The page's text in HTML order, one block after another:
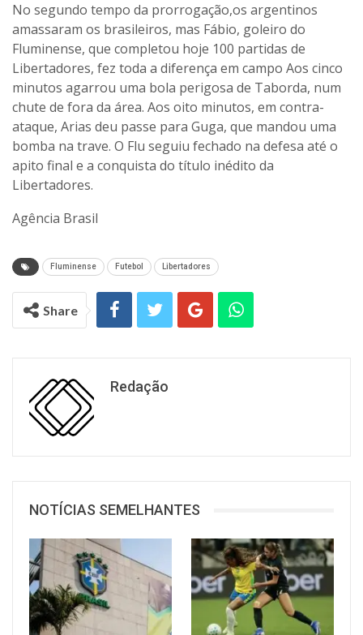
No segundo tempo da prorrogação,os argentinos
amassaram os brasileiros, mas Fábio, goleiro do
Fluminense, que completou hoje 100 partidas de
Libertadores, fez toda a diferença em campo Aos cinco
minutos agarrou uma bola perigosa de Taborda, num
chute de fora da área. Aos oito minutos, em contra-
ataque, Arias deu passe para Guga, que mandou uma
bomba na trave. O Flu seguiu fechado na defesa até o
apito final e a conquista do título inédito da
Libertadores.
Agência Brasil
Fluminense Futebol Libertadores
Share
Redação
NOTÍCIAS SEMELHANTES